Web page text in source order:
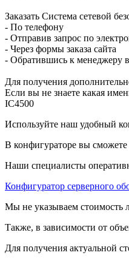
Заказать Система сетевой
- По телефону
- Отправив запрос по
- Через формы заказа сайта
- Обратившись к менеджеру
Для получения
Если вы не знаете какая
IC4500
Используйте наш удобный
В конфигураторе вы сможете
Наши специалисты
Конфигуратор серверного
Мы не указываем стоимость
Также, в зависимости от
Для получения актуальной